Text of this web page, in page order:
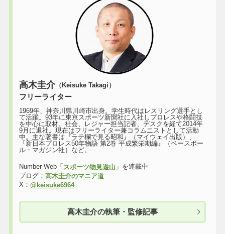
高木圭介（Keisuke Takagi）
フリーライター
1969年、神奈川県川崎市出身。学生時代はレスリング選手とし
て活躍。93年に東京スポーツ新聞社に入社しプロレスや格闘技
を中心に取材。社会、レジャー担当記者、デスクを経て2014年
9月に退社。現在はフリーライター兼コラムニストとして活動
中。主な著書は『ラテ欄で見る昭和』（マイウェイ出版）、
『新日本プロレス50年物語 第2巻 平成繁栄期編』（ベースボー
ル・マガジン社）など。
Number Web「 スポーツ物見遊山 」を連載中
ブログ： 高木圭介のマニア道
X： @keisuke6964
高木圭介の執筆・監修記事